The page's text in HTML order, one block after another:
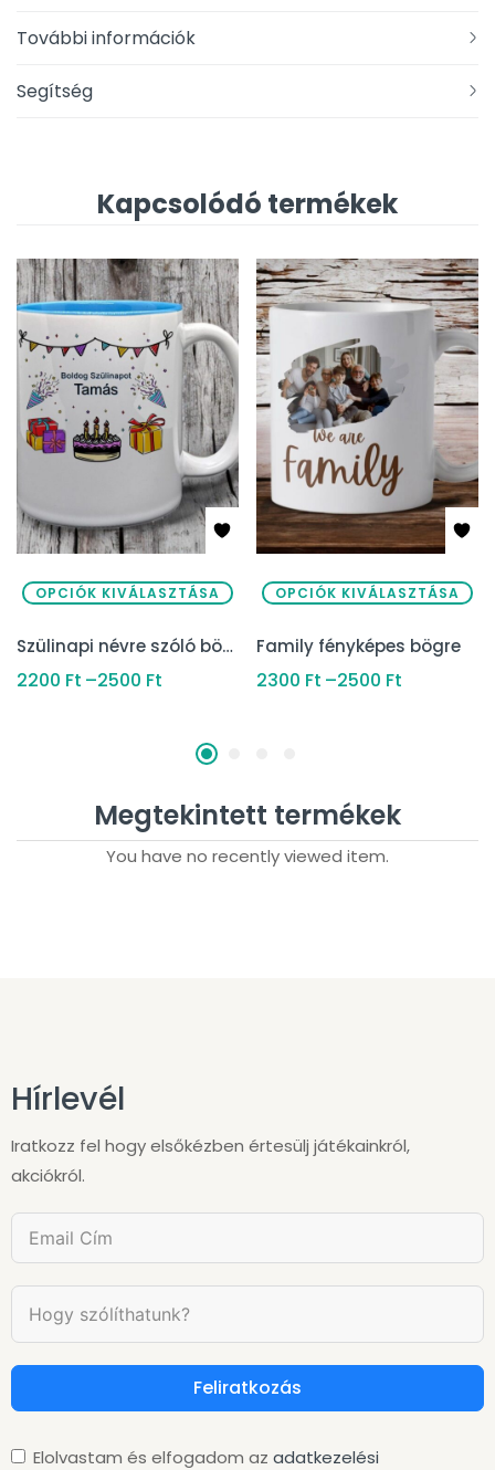
További információk
Segítség
Kapcsolódó termékek
OPCIÓK KIVÁLASZTÁSA
Szülinapi névre szóló bögre
2200 Ft –2500 Ft
OPCIÓK KIVÁLASZTÁSA
Family fényképes bögre
2300 Ft –2500 Ft
Megtekintett termékek
You have no recently viewed item.
Hírlevél
Iratkozz fel hogy elsőkézben értesülj játékainkról,
akciókról.
Feliratkozás
Elolvastam és elfogadom az adatkezelési